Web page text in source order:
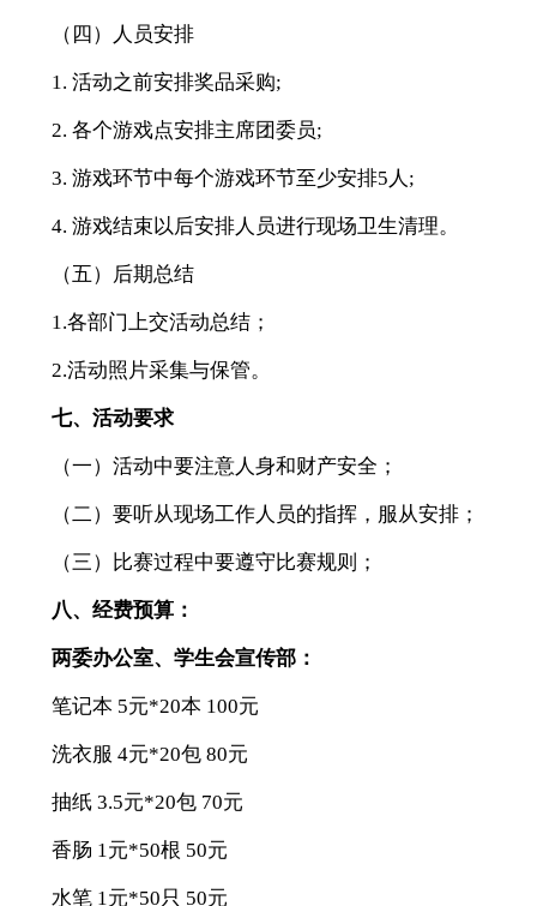
（四）人员安排
1. 活动之前安排奖品采购;
2. 各个游戏点安排主席团委员;
3. 游戏环节中每个游戏环节至少安排5人;
4. 游戏结束以后安排人员进行现场卫生清理。
（五）后期总结
1.各部门上交活动总结；
2.活动照片采集与保管。
七、活动要求
（一）活动中要注意人身和财产安全；
（二）要听从现场工作人员的指挥，服从安排；
（三）比赛过程中要遵守比赛规则；
八、经费预算：
两委办公室、学生会宣传部：
笔记本 5元*20本 100元
洗衣服 4元*20包 80元
抽纸 3.5元*20包 70元
香肠 1元*50根 50元
水笔 1元*50只 50元